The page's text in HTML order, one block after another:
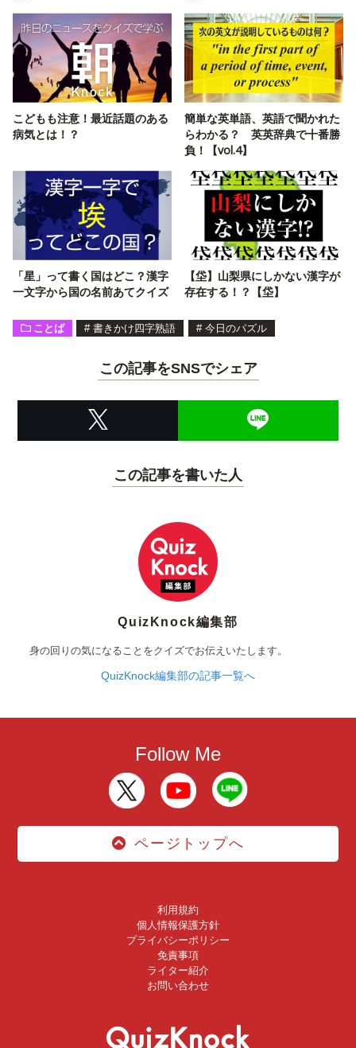
こどもも注意！最近話題のある
病気とは！？
簡単な英単語、英語で聞かれた
らわかる？ 英英辞典で十番勝
負！【vol.4】
「星」って書く国はどこ？漢字
一文字から国の名前あてクイズ
【垈】山梨県にしかない漢字が
存在する！？【垈】
ことば # 書きかけ四字熟語 # 今日のパズル
この記事をSNSでシェア
この記事を書いた人
QuizKnock編集部
身の回りの気になることをクイズでお伝えいたします。
QuizKnock編集部の記事一覧へ
Follow Me
ページトップへ
利用規約
個人情報保護方針
プライバシーポリシー
免責事項
ライター紹介
お問い合わせ